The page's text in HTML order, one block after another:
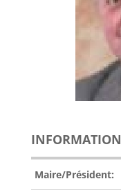
INFORMATION
Maire/Président: